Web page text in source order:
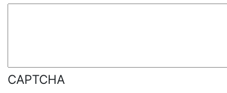
CAPTCHA